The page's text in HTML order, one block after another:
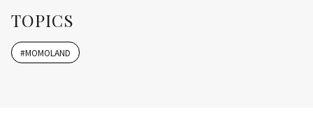
TOPICS
#MOMOLAND